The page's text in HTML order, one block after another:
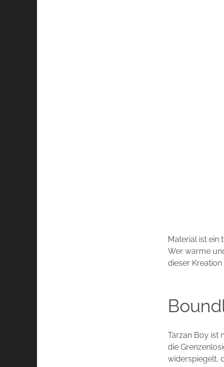
Material ist
Wer warme
dieser
Tarzan Boy ist
die
widerspiegelt,